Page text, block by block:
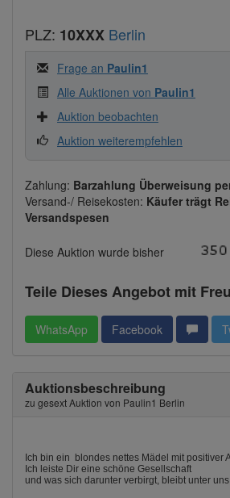
PLZ: 10XXX Berlin
Frage an Paulin1
Alle Auktionen von Paulin1
Auktion beobachten
Auktion weiterempfehlen
Zahlung: Barzahlung Überweisung
Versand-/ Reisekosten: Käufer trägt
Versandspesen
Diese Auktion wurde bisher
Teile Dieses Angebot mit
WhatsApp Facebook
Auktionsbeschreibung
zu gesext Auktion von Paulin1 Berlin
Ich bin ein blondes nettes Mädel mit positiver
Ich leiste Dir eine schöne Gesellschaft
und was sich darunter verbirgt, bleibt unter